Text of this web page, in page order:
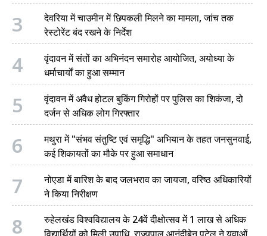
3
देवरिया में चाउमीन में छिपकली मिलने का मामला, जांच तक
रेस्टोरेंट बंद रखने के निर्देश
4
वृंदावन में संतों का अभिनंदन समारोह आयोजित, अयोध्या के
धर्माचार्यों का हुआ सम्मान
5
वृंदावन में अवैध होटल बुकिंग गिरोहों पर पुलिस का शिकंजा, दो
दर्जन से अधिक लोग गिरफ्तार
6
मथुरा में "संभव संतुष्टि एवं समृद्धि" अभियान के तहत जनसुनवाई,
कई शिकायतों का मौके पर हुआ समाधान
7
नोएडा में बारिश के बाद जलभराव का जायजा, वरिष्ठ अधिकारियों
ने किया निरीक्षण
8
रुहेलखंड विश्वविद्यालय के 24वें दीक्षोत्सव में 1 लाख से अधिक